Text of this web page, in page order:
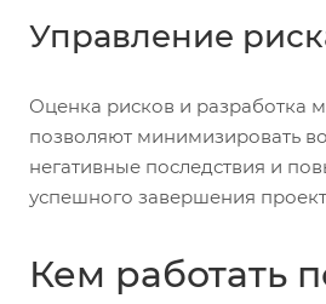
Управление
Оценка рисков и разработка
позволяют минимизировать
негативные последствия и
успешного завершения
Кем работать